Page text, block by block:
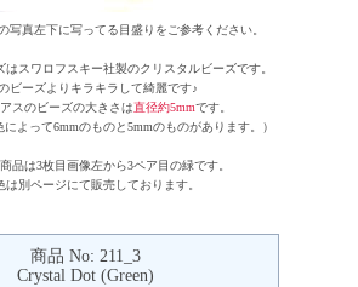
写真左下に写ってる目盛りをご参考ください。
スワロフスキー社製のクリスタルビーズです。
ビーズよりキラキラして綺麗です♪
スのビーズの大きさは直径約5mmです。
によって6mmのものと5mmのものがあります。）
品は3枚目画像左から3ペア目の緑です。
は別ページにて販売しております。
商品 No: 211_3
Crystal Dot (Green)